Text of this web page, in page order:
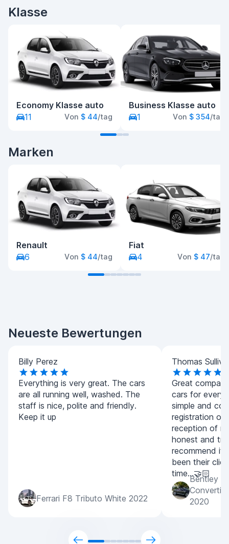
Klasse
Economy Klasse auto
11
Von $ 44/tag
Business Klasse auto
1
Von $ 354/tag
Marken
Renault
6
Von $ 44/tag
Fiat
4
Von $ 47/tag
Neueste Bewertungen
Billy Perez
Everything is very great. The cars
are all running well, washed. The
staff is nice, polite and friendly.
Keep it up
Ferrari F8 Tributo White 2022
Thomas
Great
cars for every
simple and
registration of
reception of
honest and
recommend it
been their
time...🤝🏻
Bentley
2020